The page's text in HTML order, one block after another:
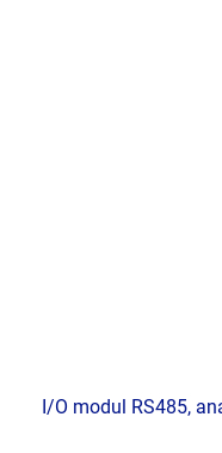
I/O modul RS485,